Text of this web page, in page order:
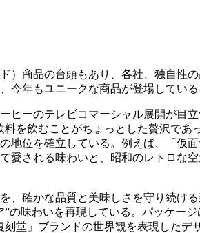
商品の台頭もあり、各社、独自性
年もユニークな商品が登場している
ーのテレビコマーシャル展開が目
を飲むことがちょっとした贅沢で
位を確立している。例えば、「仮
愛される味わいと、昭和のレトロな
確かな品質と美味しさを守り続け
味わいを再現している。パッケー
堂」ブランドの世界観を表現したデ